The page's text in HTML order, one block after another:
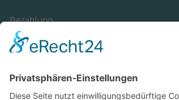
Bezahlung
Newsletter
Versandinformationen
Verfügbarkeit/Verträglichkeit